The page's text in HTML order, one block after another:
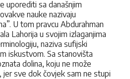
uporediti sa današnjim
nauke nazivaju
U tom pravcu Abdurahman
Lahorija u svojim izlaganjima
naziva sufijski
iskustvom. Sa stanovišta
dolina, koju ne može
jer sve dok čovjek sam ne stupi